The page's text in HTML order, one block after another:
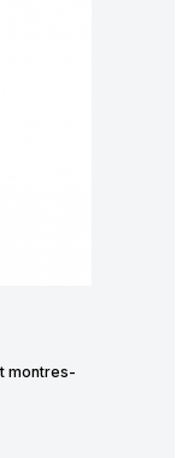
montres-